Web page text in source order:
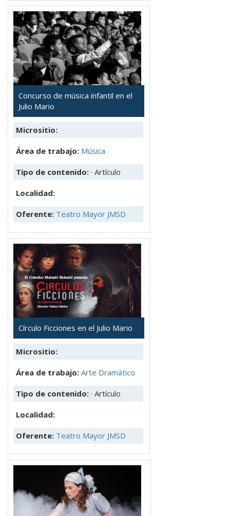
Concurso de música infantil en el
Julio Mario
Micrositio:
Área de trabajo: Música
Tipo de contenido: · Artículo
Localidad:
Oferente: Teatro Mayor JMSD
Círculo Ficciones en el Julio Mario
Micrositio:
Área de trabajo: Arte Dramático
Tipo de contenido: · Artículo
Localidad:
Oferente: Teatro Mayor JMSD